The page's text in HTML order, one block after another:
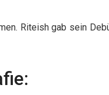
Riteish gab sein